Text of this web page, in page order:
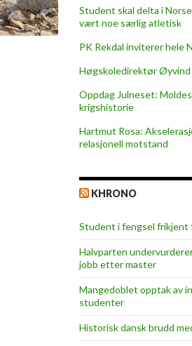
Student skal delta i
vært noe særlig atletisk
PK Rekdal inviterer hele
Høgskoledirektør Øyvind
Oppdag Julneset:
krigshistorie
Hartmut Rosa:
relasjonell motstand
KHRONO
Student i fengsel frikjent
Halvparten
jobb etter master
Mangedoblet opptak av
studenter
Historisk dansk brudd